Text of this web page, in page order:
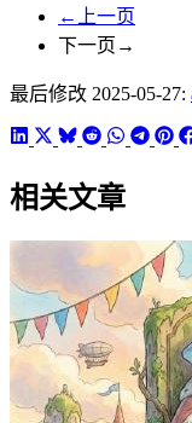
←上一页
下一页→
最后修改 2025-05-27:
相关文章